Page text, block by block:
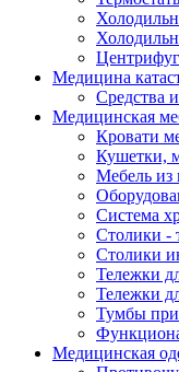
Медицина
Средства
Медицинская
Кровати
Кушетки,
Мебель из
Система
Столики -
Столики
Тележки
Тележки
Тумбы
Медицинская